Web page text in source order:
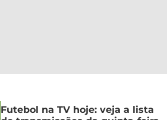
Futebol na TV hoje: veja a lista